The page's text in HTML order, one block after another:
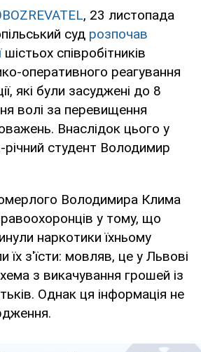
, 23 листопада
суд розпочав
шістьох співробітників
оперативного реагування
які були засуджені до 8
волі за перевищення
Внаслідок цього у
студент Володимир
Володимира Клима
у тому, що
наркотики їхньому
їх з'їсти: мовляв, це у Львові
з викачування грошей із
Однак ця інформація не